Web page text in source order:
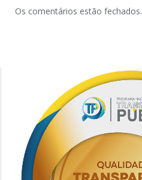
Os comentários estão fechados.